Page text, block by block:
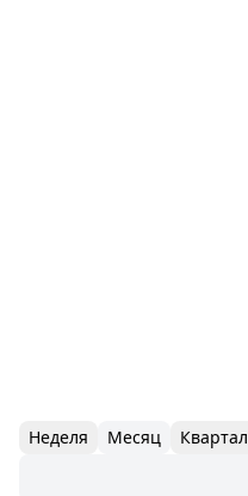
Неделя Месяц Квартал